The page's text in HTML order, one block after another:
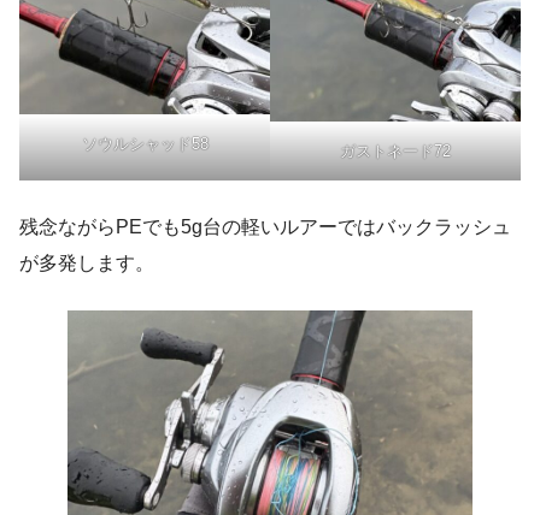
ソウルシャッド58 ガストネード72
残念ながらPEでも5g台の軽いルアーではバックラッシュ
が多発します。